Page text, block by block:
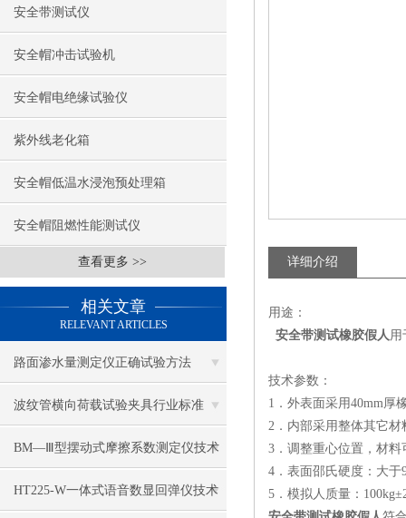
安全带测试仪
安全帽冲击试验机
安全帽电绝缘试验仪
紫外线老化箱
安全帽低温水浸泡预处理箱
安全帽阻燃性能测试仪
查看更多 >>
相关文章
RELEVANT ARTICLES
路面渗水量测定仪正确试验方法
波纹管横向荷载试验夹具行业标准
BM—Ⅲ型摆动式摩擦系数测定仪技术
参数
HT225-W一体式语音数显回弹仪技术
详细介绍
用途：
安全带测试橡胶假人用
技术参数：
1．外表面采用40mm厚
2．内部采用整体其它材
3．调整重心位置，材
4．表面邵氏硬度：大于
5．模拟人质量：